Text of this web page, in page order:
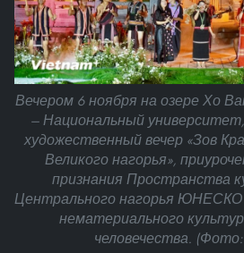
Вечером 6 ноября на озере Хо
— Национальный
художественный вечер «Зов
Великого нагорья»,
признания Пространства
Центрального нагорья ЮНЕСКО
нематериального
человечества. (Фото: